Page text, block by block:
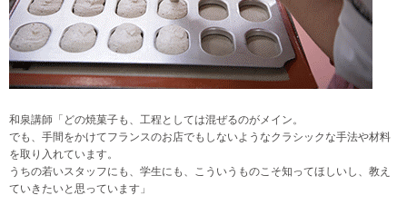
和泉講師「どの焼菓子も、工程としては混ぜるのがメイン。
でも、手間をかけてフランスのお店でもしないようなクラシックな手法や材料
を取り入れています。
うちの若いスタッフにも、学生にも、こういうものこそ知ってほしいし、教え
ていきたいと思っています」